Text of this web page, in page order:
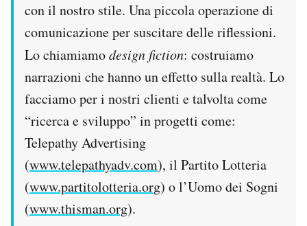
con il nostro stile. Una piccola operazione di
comunicazione per suscitare delle riflessioni.
Lo chiamiamodesign fiction: costruiamo
narrazioni che hanno un effetto sulla realtà. Lo
facciamo per i nostri clienti e talvolta come
“ricerca e sviluppo” in progetti come:
Telepathy Advertising
(www.telepathyadv.com), il Partito Lotteria
(www.partitolotteria.org) o l’Uomo dei Sogni
(www.thisman.org).